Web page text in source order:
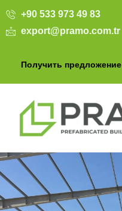
+90 533 973 49 83
export@pramo.com.tr
Получить предложение